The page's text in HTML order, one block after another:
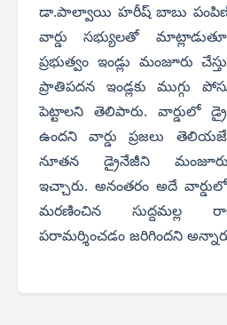
డా.పాల్వాయి హరీష్ బాబు పంపిణీ
వార్డు సభ్యులతో
ప్రభుత్వం ఇండ్లు మంజూరు
ప్రాతిపదన ఇండ్లకు ముగ్గు
పెట్టాలని తెలిపారు. వార్డులో
ఉందని వార్డు ప్రజలు
నూతన డ్రైనేజీని
ఇచ్చారు. అనంతరం అదే
మరణించిన సుద్దమల్ల
పరామర్శించడం జరిగిందని